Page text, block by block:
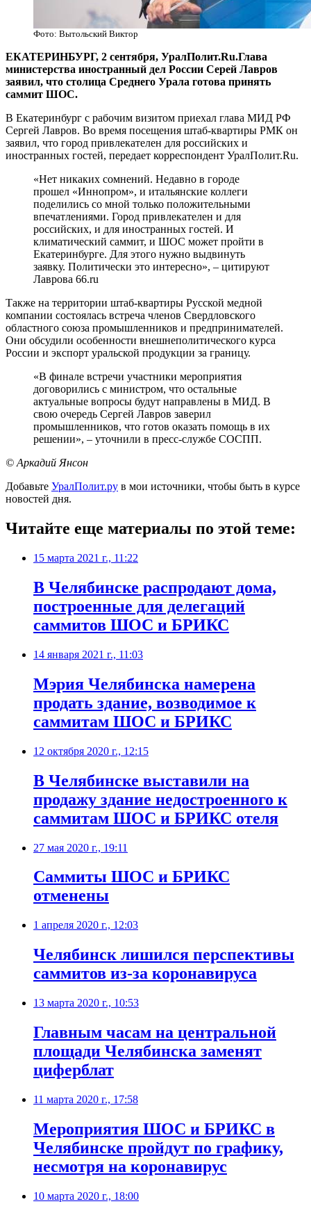
Фото: Вытольский Виктор
ЕКАТЕРИНБУРГ, 2 сентября, УралПолит.Ru.Глава
министерства иностранный дел России Серей Лавров
заявил, что столица Среднего Урала готова принять
саммит ШОС.
В Екатеринбург с рабочим визитом приехал глава МИД РФ
Сергей Лавров. Во время посещения штаб-квартиры РМК он
заявил, что город привлекателен для российских и
иностранных гостей, передает корреспондент УралПолит.Ru.
«Нет никаких сомнений. Недавно в городе
прошел «Иннопром», и итальянские коллеги
поделились со мной только положительными
впечатлениями. Город привлекателен и для
российских, и для иностранных гостей. И
климатический саммит, и ШОС может пройти в
Екатеринбурге. Для этого нужно выдвинуть
заявку. Политически это интересно», – цитируют
Лаврова 66.ru
Также на территории штаб-квартиры Русской медной
компании состоялась встреча членов Свердловского
областного союза промышленников и предпринимателей.
Они обсудили особенности внешнеполитического курса
России и экспорт уральской продукции за границу.
«В финале встречи участники мероприятия
договорились с министром, что остальные
актуальные вопросы будут направлены в МИД. В
свою очередь Сергей Лавров заверил
промышленников, что готов оказать помощь в их
решении», – уточнили в пресс-службе СОСПП.
© Аркадий Янсон
Добавьте УралПолит.ру в мои источники, чтобы быть в курсе
новостей дня.
Читайте еще материалы по этой теме:
15 марта 2021 г., 11:22
​В Челябинске распродают дома,
построенные для делегаций
саммитов ШОС и БРИКС
14 января 2021 г., 11:03
​Мэрия Челябинска намерена
продать здание, возводимое к
саммитам ШОС и БРИКС
12 октября 2020 г., 12:15
​В Челябинске выставили на
продажу здание недостроенного к
саммитам ШОС и БРИКС отеля
27 мая 2020 г., 19:11
Саммиты ШОС и БРИКС
отменены
1 апреля 2020 г., 12:03
Челябинск лишился перспективы
саммитов из-за коронавируса
13 марта 2020 г., 10:53
Главным часам на центральной
площади Челябинска заменят
циферблат
11 марта 2020 г., 17:58
Мероприятия ШОС и БРИКС в
Челябинске пройдут по графику,
несмотря на коронавирус
10 марта 2020 г., 18:00